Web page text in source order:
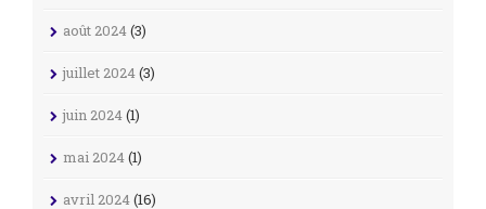
août 2024(3)
juillet 2024(3)
juin 2024(1)
mai 2024(1)
avril 2024(16)